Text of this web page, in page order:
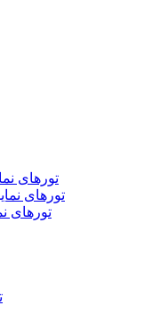
تورهای
تورهای
تورهای